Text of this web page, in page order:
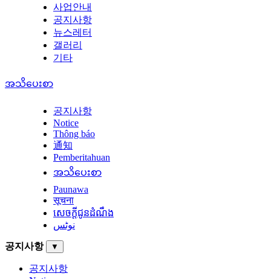
사업안내
공지사항
뉴스레터
갤러리
기타
အသိပေးစာ
공지사항
Notice
Thông báo
通知
Pemberitahuan
အသိပေးစာ
Paunawa
सूचना
សេចក្តីជូនដំណឹង
نوٹس
공지사항 ▼
공지사항